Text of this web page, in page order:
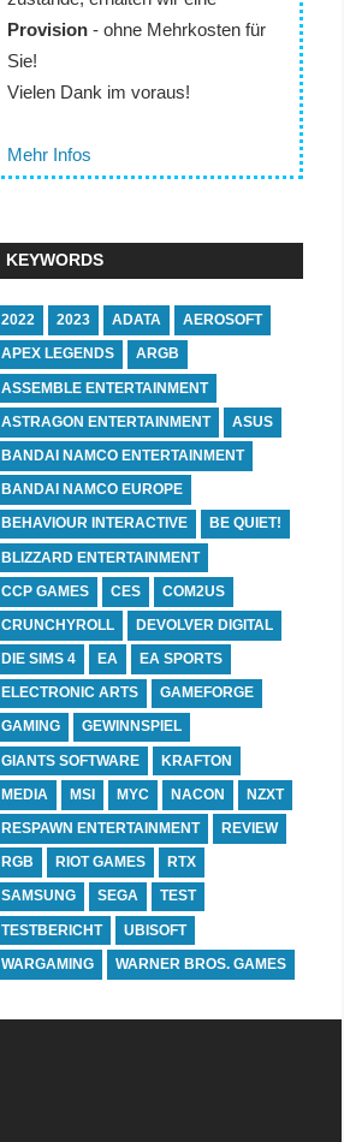
Provision- ohne Mehrkosten für
Sie!
Vielen Dank im voraus!
Mehr Infos
KEYWORDS
2022 2023 ADATA AEROSOFT
APEX LEGENDS ARGB
ASSEMBLE ENTERTAINMENT
ASTRAGON ENTERTAINMENT ASUS
BANDAI NAMCO ENTERTAINMENT
BANDAI NAMCO EUROPE
BEHAVIOUR INTERACTIVE BE QUIET!
BLIZZARD ENTERTAINMENT
CCP GAMES CES COM2US
CRUNCHYROLL DEVOLVER DIGITAL
DIE SIMS 4 EA EA SPORTS
ELECTRONIC ARTS GAMEFORGE
GAMING GEWINNSPIEL
GIANTS SOFTWARE KRAFTON
MEDIA MSI MYC NACON NZXT
RESPAWN ENTERTAINMENT REVIEW
RGB RIOT GAMES RTX
SAMSUNG SEGA TEST
TESTBERICHT UBISOFT
WARGAMING WARNER BROS. GAMES